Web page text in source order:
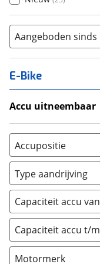
Aangeboden sinds
E-Bike
Accu uitneembaar
Nee, vast (0)
Accupositie
Bagagedrager (0)
Frame (23)
Vloer (0
Achterbank (0)
Kofferbak (0)
Overig (0)
Type aandrijving
Achterwiel (0)
Trapas
Voorwiel
Capaciteit accu van
Capaciteit accu t/m
Motormerk